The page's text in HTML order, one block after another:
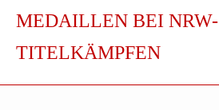
MEDAILLEN BEI NRW-
TITELKÄMPFEN